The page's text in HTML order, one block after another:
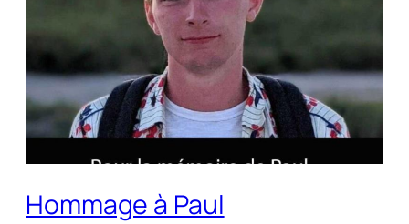
Hommage à Paul